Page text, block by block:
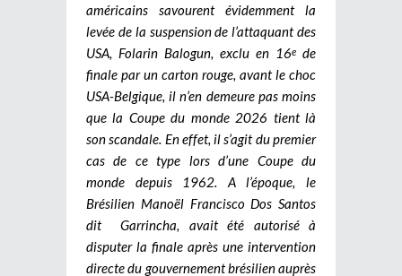
américains savourent évidemment la
levée de la suspension de l’attaquant des
USA, Folarin Balogun, exclu en 16e de
finale par un carton rouge, avant le choc
USA-Belgique, il n’en demeure pas moins
que la Coupe du monde 2026 tient là
son scandale. En effet, il s’agit du premier
cas de ce type lors d’une Coupe du
monde depuis 1962. A l’époque, le
Brésilien Manoël Francisco Dos Santos
dit Garrincha, avait été autorisé à
disputer la finale après une intervention
directe du gouvernement brésilien auprès